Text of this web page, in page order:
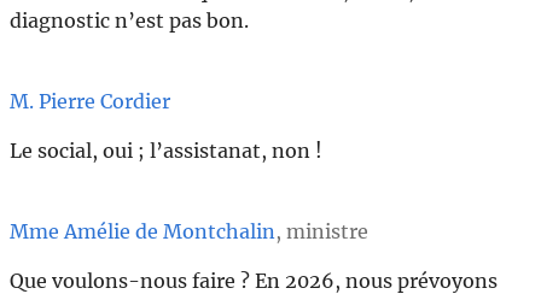
diagnostic n’est pas bon.
M. Pierre Cordier
Le social, oui ; l’assistanat, non !
Mme Amélie de Montchalin , ministre
Que voulons-nous faire ? En 2026, nous prévoyons